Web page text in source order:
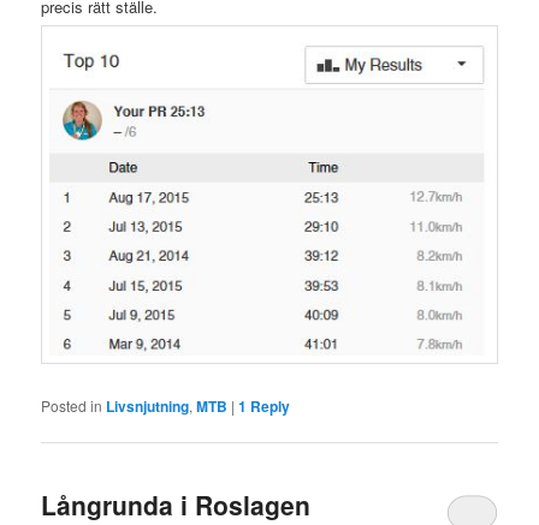
precis rätt ställe.
Posted in Livsnjutning,MTB |1 Reply
Långrunda i Roslagen